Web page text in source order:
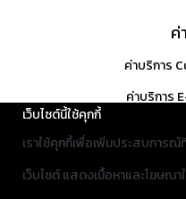
เว็บไซต์นี้ใช้คุกกี้
เราใช้คุกกี้เพื่อเพิ่มประสบการณ์
เว็บไซต์ แสดงเนื้อหาและโฆษณ
ค่
ค่าบริการ
ค่าบริการ
นโยบายค